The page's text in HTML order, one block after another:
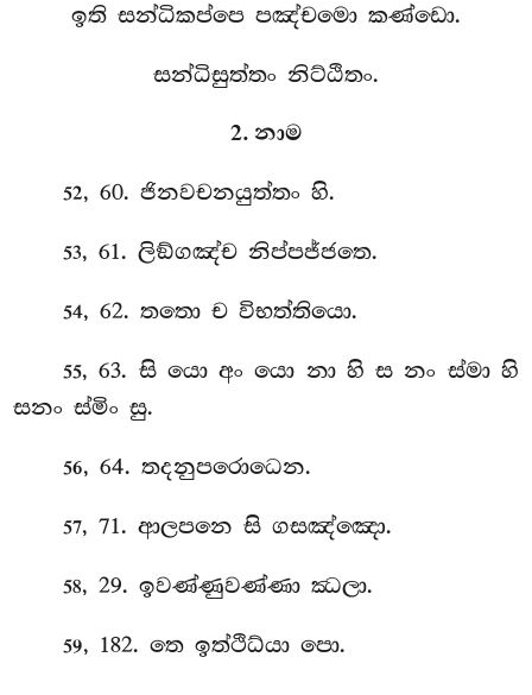
ඉති සන්ධිකප්පෙ පඤ්චමො කණ්ඩො.
සන්ධිසුත්තං නිට්ඨිතං.
2. නාම
52, 60. ජිනවචනයුත්තං හි.
53, 61. ලිඞ්ගඤ්ච නිප්පජ්ජතෙ.
54, 62. තතො ච විභත්තියො.
55, 63. සි යො අං යො නා හි ස නං ස්මා හි
සනං ස්මිං සු.
56, 64. තදනුපරොධෙන.
57, 71. ආලපනෙ සි ගසඤ්ඤො.
58, 29. ඉවණ්ණුවණ්ණා ඣලා.
59, 182. තෙ ඉත්ථිධ්යා පො.